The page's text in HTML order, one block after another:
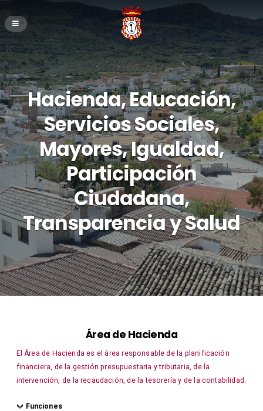
Hacienda, Educación,
Servicios Sociales,
Mayores, Igualdad,
Participación
Ciudadana,
Transparencia y Salud
Área de Hacienda
El Área de Hacienda es el área responsable de la planificación
financiera, de la gestión presupuestaria y tributaria, de la
intervención, de la recaudación, de la tesorería y de la contabilidad.
Funciones